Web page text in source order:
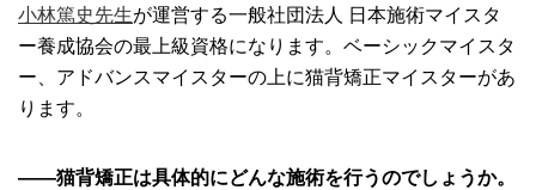
小林篤史先生が運営する一般社団法人 日本施術マイスタ
ー養成協会の最上級資格になります。ベーシックマイスタ
ー、アドバンスマイスターの上に猫背矯正マイスターがあ
ります。
――猫背矯正は具体的にどんな施術を行うのでしょうか。